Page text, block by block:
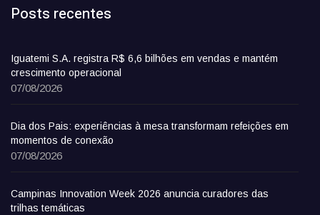
Posts recentes
Iguatemi S.A. registra R$ 6,6 bilhões em vendas e mantém
crescimento operacional
07/08/2026
Dia dos Pais: experiências à mesa transformam refeições em
momentos de conexão
07/08/2026
Campinas Innovation Week 2026 anuncia curadores das
trilhas temáticas